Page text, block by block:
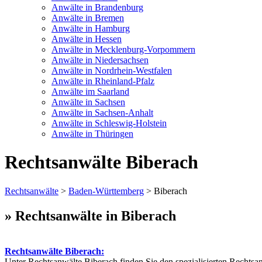
Anwälte in Brandenburg
Anwälte in Bremen
Anwälte in Hamburg
Anwälte in Hessen
Anwälte in Mecklenburg-Vorpommern
Anwälte in Niedersachsen
Anwälte in Nordrhein-Westfalen
Anwälte in Rheinland-Pfalz
Anwälte im Saarland
Anwälte in Sachsen
Anwälte in Sachsen-Anhalt
Anwälte in Schleswig-Holstein
Anwälte in Thüringen
Rechtsanwälte Biberach
Rechtsanwälte > Baden-Württemberg > Biberach
» Rechtsanwälte in Biberach
Rechtsanwälte Biberach: